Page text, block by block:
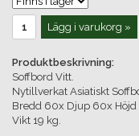
Lägg i varukorg »
Produktbeskrivning:
Soffbord Vitt.
Nytillverkat Asiatiskt
Bredd 60x Djup 60x Höjd
Vikt 19 kg.